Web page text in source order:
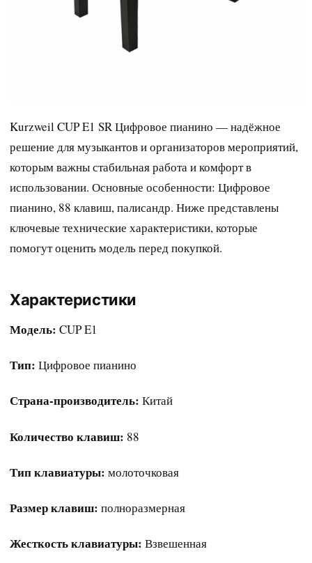
Kurzweil CUP E1 SR Цифровое пианино — надёжное
решение для музыкантов и организаторов мероприятий,
которым важны стабильная работа и комфорт в
использовании. Основные особенности: Цифровое
пианино, 88 клавиш, палисандр. Ниже представлены
ключевые технические характеристики, которые
помогут оценить модель перед покупкой.
Характеристики
Модель: CUP E1
Тип: Цифровое пианино
Страна-производитель: Китай
Количество клавиш: 88
Тип клавиатуры: молоточковая
Размер клавиш: полноразмерная
Жесткость клавиатуры: Взвешенная